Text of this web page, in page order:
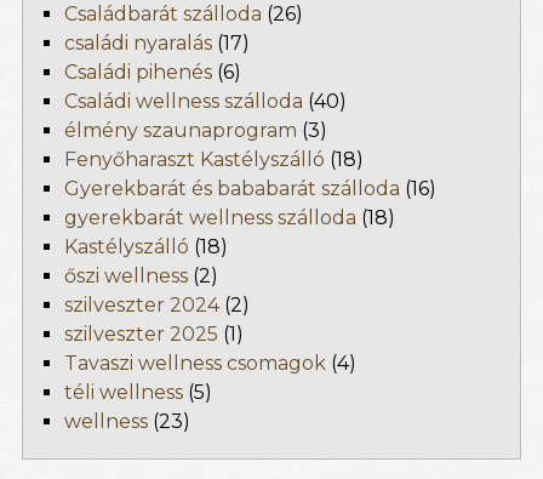
Családbarát szálloda (26)
családi nyaralás (17)
Családi pihenés (6)
Családi wellness szálloda (40)
élmény szaunaprogram (3)
Fenyőharaszt Kastélyszálló (18)
Gyerekbarát és bababarát szálloda (16)
gyerekbarát wellness szálloda (18)
Kastélyszálló (18)
őszi wellness (2)
szilveszter 2024(2)
szilveszter 2025 (1)
Tavaszi wellness csomagok (4)
téli wellness (5)
wellness (23)